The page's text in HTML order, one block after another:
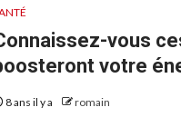
vous
votre
8 ans il y a romain